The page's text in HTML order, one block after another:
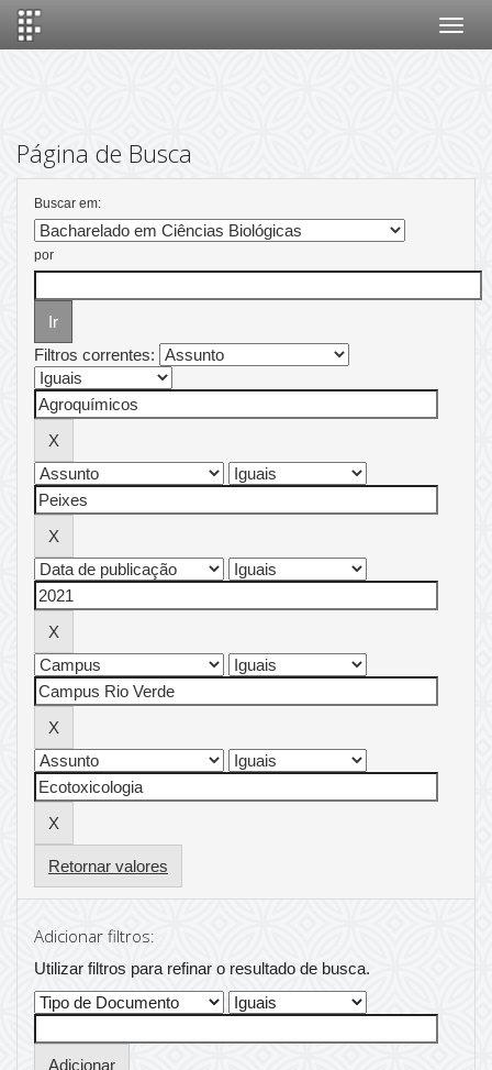
Página de Busca
Buscar em:
por
Filtros correntes:
Retornar valores
Adicionar filtros:
Utilizar filtros para refinar o resultado de busca.